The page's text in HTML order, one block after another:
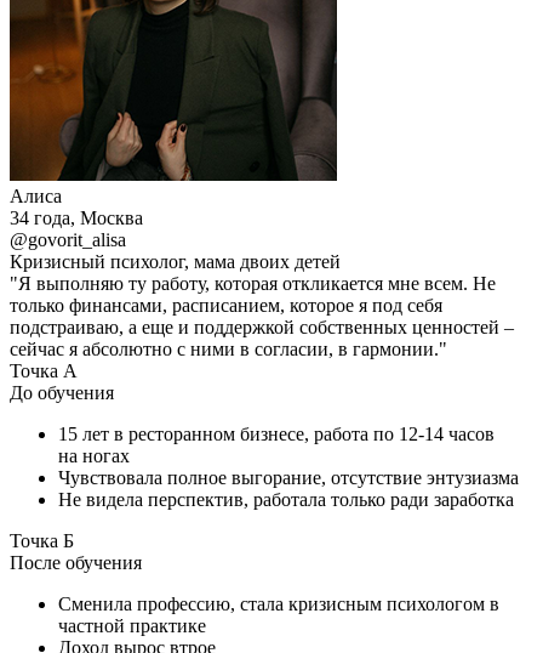
Алиса
34 года, Москва
@govorit_alisa
Кризисный психолог, мама двоих детей
"Я выполняю ту работу, которая откликается мне всем. Не
только финансами, расписанием, которое я под себя
подстраиваю, а еще и поддержкой собственных ценностей –
сейчас я абсолютно с ними в согласии, в гармонии."
Точка А
До обучения
15 лет в ресторанном бизнесе, работа по 12-14 часов
на ногах
Чувствовала полное выгорание, отсутствие энтузиазма
Не видела перспектив, работала только ради заработка
Точка Б
После обучения
Сменила профессию, стала кризисным психологом в
частной практике
Доход вырос втрое